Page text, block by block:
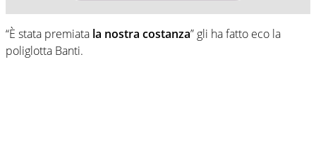
“È stata premiata la nostra costanza” gli ha fatto eco la
poliglotta Banti.